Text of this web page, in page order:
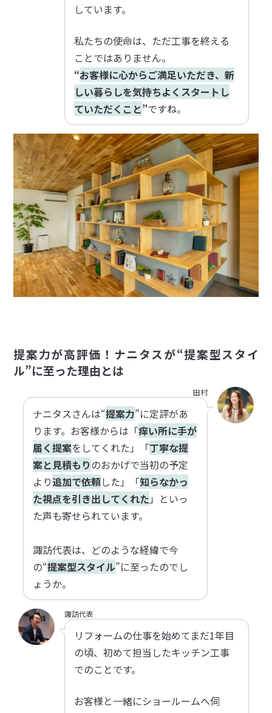
しています。
私たちの使命は、ただ工事を終える
ことではありません。
“お客様に心からご満足いただき、新
しい暮らしを気持ちよくスタートし
ていただくこと”ですね。
提案力が高評価！ナニタスが“提案型スタイ
ル”に至った理由とは
田村
ナニタスさんは“提案力”に定評があ
ります。お客様からは「痒い所に手が
届く提案をしてくれた」「丁寧な提
案と見積もり のおかげで当初の予定
より追加で依頼した」「知らなかっ
た視点を引き出してくれた 」といっ
た声も寄せられています。
諏訪代表は、どのような経緯で今
の“提案型スタイル”に至ったのでし
ょうか。
諏訪代表
リフォームの仕事を始めてまだ1年目
の頃、初めて担当したキッチン工事
でのことです。
お客様と一緒にショールームへ伺